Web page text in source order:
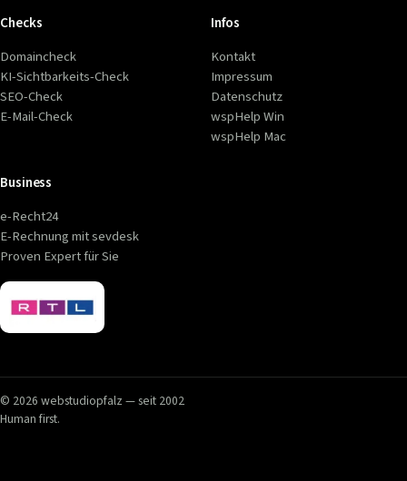
Checks
Domaincheck
KI-Sichtbarkeits-Check
SEO-Check
E-Mail-Check
Infos
Kontakt
Impressum
Datenschutz
wspHelp Win
wspHelp Mac
Business
e-Recht24
E-Rechnung mit sevdesk
Proven Expert für Sie
© 2026 webstudiopfalz — seit 2002
Human first.